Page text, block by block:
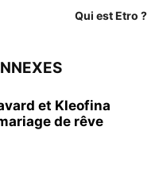
Qui est Etro ?
et Kleofina
de rêve